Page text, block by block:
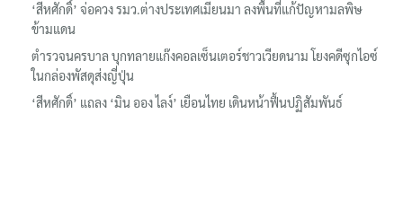
‘สีหศักดิ์’ จ่อควง รมว.ต่างประเทศเมียนมา ลงพื้นที่แก้ปัญหามลพิษ
ข้ามแดน
ตำรวจนครบาล บุกทลายแก๊งคอลเซ็นเตอร์ชาวเวียดนาม โยงคดีซุกไอซ์
ในกล่องพัสดุส่งญี่ปุ่น
‘สีหศักดิ์’ แถลง ‘มิน ออง ไลง์’ เยือนไทย เดินหน้าฟื้นปฏิสัมพันธ์